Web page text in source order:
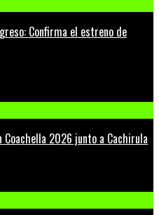
Confirma el estreno de
2026 junto a Cachirula